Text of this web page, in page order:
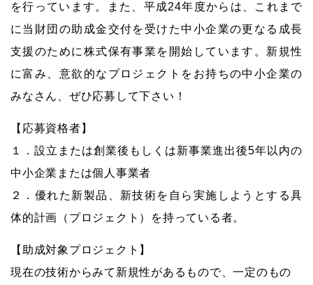
を行っています。また、平成24年度からは、これまで
に当財団の助成金交付を受けた中小企業の更なる成長
支援のために株式保有事業を開始しています。新規性
に富み、意欲的なプロジェクトをお持ちの中小企業の
みなさん、ぜひ応募して下さい！
【応募資格者】
１．設立または創業後もしくは新事業進出後5年以内の
中小企業または個人事業者
２．優れた新製品、新技術を自ら実施しようとする具
体的計画（プロジェクト）を持っている者。
【助成対象プロジェクト】
現在の技術からみて新規性があるもので、一定のもの